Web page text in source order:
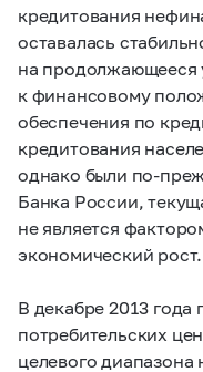
кредитования
оставалась
на продолжающееся
к финансовому
обеспечения по
кредитования
однако были по-
Банка России,
не является
экономический рост.
В декабре 2013 года
потребительских
целевого диапазона